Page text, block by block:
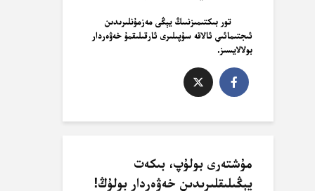
تور بىكتىمىزنىىڭ يېڭى مەزمۇنلىرىدىن
ئىجتىمائىي ئالاقە سۇپىلىرى ئارقىلىقمۇ خەۋەردار
بولالايسىز.
مۇشتەرى بولۇپ، بىكەت
يېڭىلىقلىرىدىن خەۋەردار بولۇڭ!